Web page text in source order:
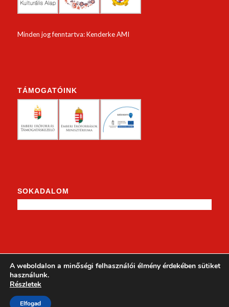
Minden jog fenntartva: Kenderke AMI
TÁMOGATÓINK
SOKADALOM
A weboldalon a minőségi felhasználói élmény érdekében sütiket
használunk.
Részletek
Elfogad